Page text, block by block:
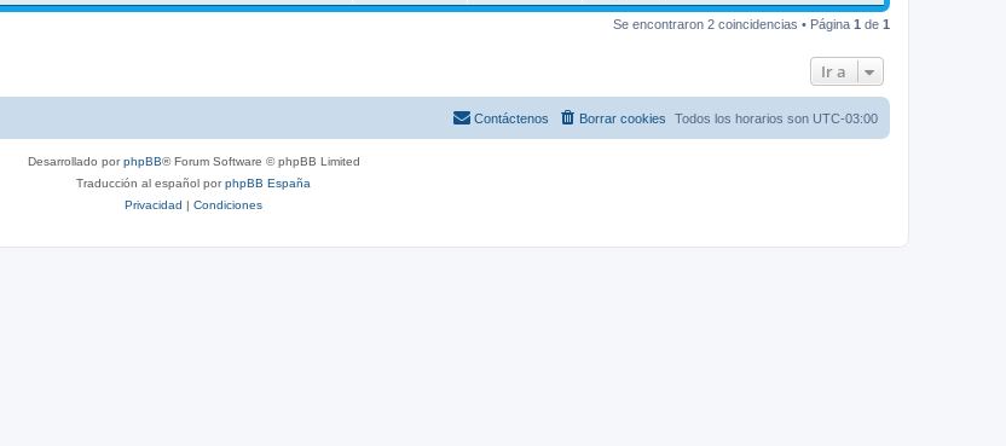
Se encontraron 2 coincidencias • Página 1 de 1
Ir a
Todos los horarios son UTC-03:00
Borrar cookies
Contáctenos
Desarrollado porphpBB® Forum Software © phpBB Limited
Traducción al español porphpBB España
Privacidad | Condiciones